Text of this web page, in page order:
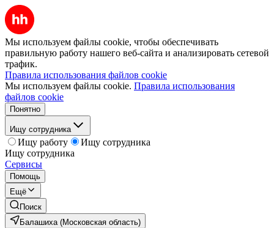
Мы используем файлы cookie, чтобы обеспечивать
правильную работу нашего веб-сайта и анализировать сетевой
трафик.
Правила использования файлов cookie
Мы используем файлы cookie. Правила использования
файлов cookie
Понятно
Ищу сотрудника
Ищу работу
Ищу сотрудника
Ищу сотрудника
Сервисы
Помощь
Ещё
Поиск
Балашиха (Московская область)